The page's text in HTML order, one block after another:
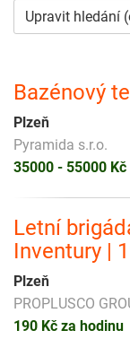
Upravit hledání
Bazénový
Plzeň
Pyramida s.r.o.
35000 - 55000
Letní
Inventury |
Plzeň
PROPLUSCO
190 Kč za hodinu